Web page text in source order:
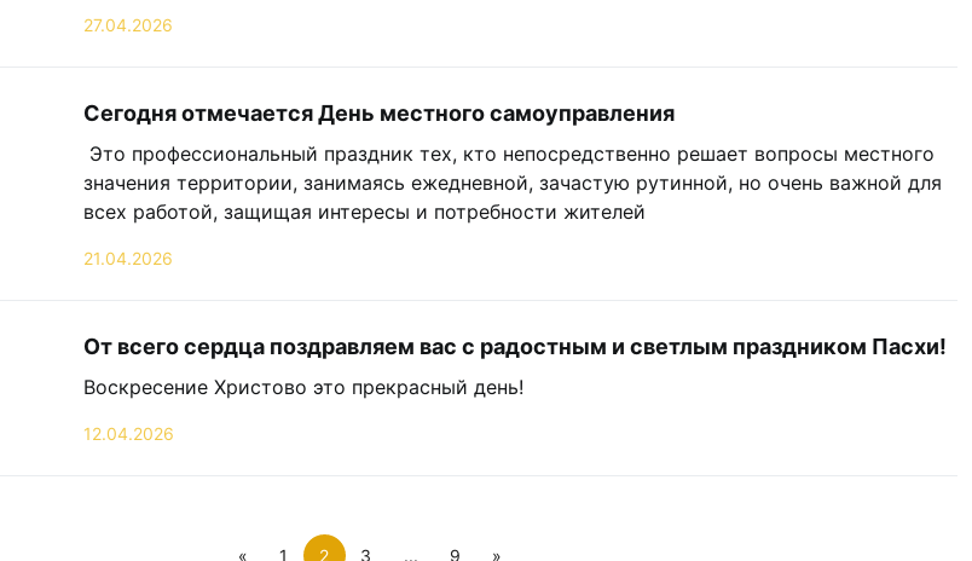
27.04.2026
Сегодня отмечается День местного самоуправления
Это профессиональный праздник тех, кто непосредственно решает вопросы местного
значения территории, занимаясь ежедневной, зачастую рутинной, но очень важной для
всех работой, защищая интересы и потребности жителей
21.04.2026
От всего сердца поздравляем вас с радостным и светлым праздником Пасхи!
Воскресение Христово это прекрасный день!
12.04.2026
« 1 2 3 ... 9 »